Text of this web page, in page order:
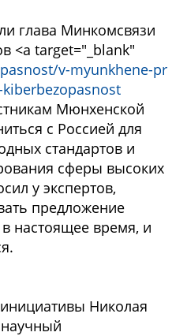
глава Минкомсвязи
<a target="_blank"
v-myunkhene-pr
Мюнхенской
с Россией для
стандартов и
сферы высоких
у экспертов,
предложение
настоящее время, и
Николая